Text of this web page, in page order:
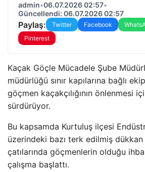
admin•06.07.2026 02:57•
Güncellendi: 06.07.2026 02:57
Paylaş: Twitter Facebook
Pinterest
Kaçak Göçle Mücadele Şube
müdürlüğü sınır kapılarına bağlı
göçmen kaçakçılığının önlenmesi
sürdürüyor.
Bu kapsamda Kurtuluş ilçesi
üzerindeki bazı terk edilmiş dükkan
çatılarında göçmenlerin olduğu
çalışma başlattı.